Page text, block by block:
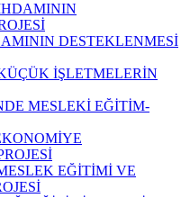
DESTEKLENMESİ
İŞLETMELERİN
MESLEKİ EĞİTİM-
EĞİTİMİ VE